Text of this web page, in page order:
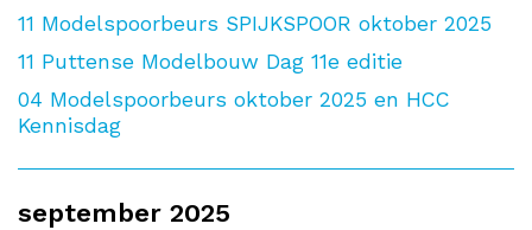
11 Modelspoorbeurs SPIJKSPOOR oktober 2025
11 Puttense Modelbouw Dag 11e editie
04 Modelspoorbeurs oktober 2025 en HCC
Kennisdag
september 2025